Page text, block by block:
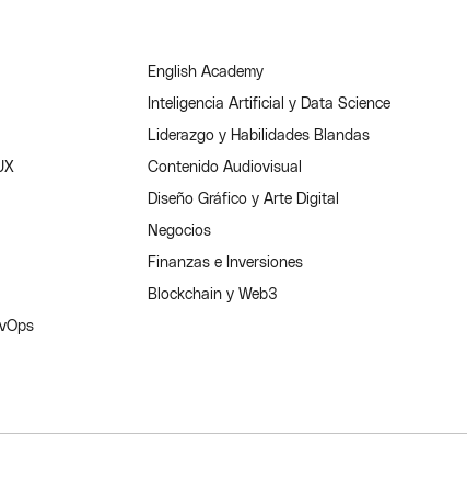
English Academy
Inteligencia Artificial y Data Science
Liderazgo y Habilidades Blandas
Contenido Audiovisual
Diseño Gráfico y Arte Digital
Negocios
Finanzas e Inversiones
Blockchain y Web3